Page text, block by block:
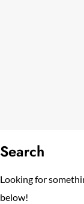
Search
Looking for
below!